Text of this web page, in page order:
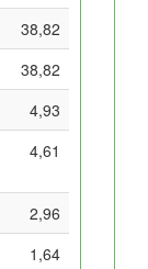
38,82
38,82
4,93
4,61
2,96
1,64